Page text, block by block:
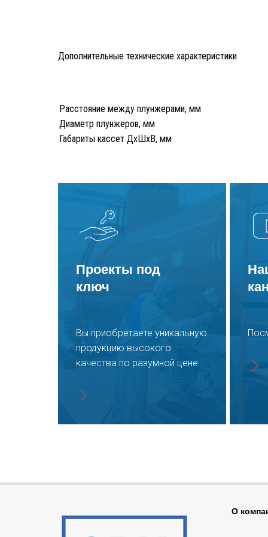
Дополнительные технические характеристики
Расстояние между плунжерами, мм
Диаметр плунжеров, мм
Габариты кассет ДхШхВ, мм
Проекты под
ключ
Вы приобретаете уникальную
продукцию высокого
качества по разумной цене
О
Покраска кассетных краскоостанавливающих
Отгрузка вентиляционно-фильтровальной установки
и системы рекуперации дроби
Готовится к отгрузке оборудование сразу для
рекуперации дроби и вентиляционной установки для
открытой окраски SPK
Производство вентиляционно-фильтровальной
установки и системы рекуперации дроби для линии
Видео со сборки сопел зоны открытой окраски SPK
Завершена сборка нового напорного агрегата для